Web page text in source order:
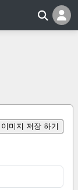
이미지 저장 하기